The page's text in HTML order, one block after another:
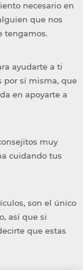
necesario en
que nos
tengamos.
ayudarte a ti
por sí misma, que
en apoyarte a
muy
cuidando tus
son el único
así que si
que estas